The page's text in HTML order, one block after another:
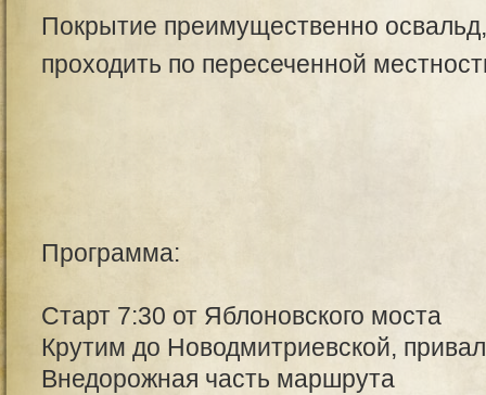
Покрытие преимущественно
проходить по пересеченной
Программа:
Старт 7:30 от Яблоновского моста
Крутим до Новодмитриевской,
Внедорожная часть маршрута